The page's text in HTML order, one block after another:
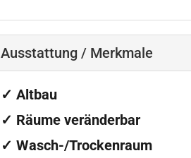
Ausstattung / Merkmale
✓ Altbau
✓ Räume veränderbar
✓ Wasch-/Trockenraum